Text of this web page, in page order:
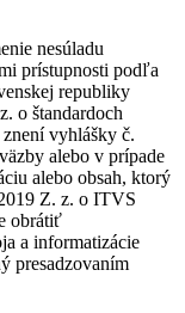
nesúladu
prístupnosti podľa
republiky
o štandardoch
vyhlášky č.
alebo v prípade
alebo obsah, ktorý
Z. z. o ITVS
obrátiť
a informatizácie
presadzovaním